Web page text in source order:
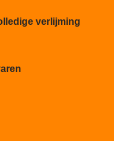
verlijming